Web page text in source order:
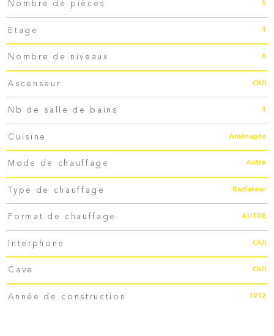
Nombre de pièces 5
Etage 1
Nombre de niveaux 6
Ascenseur OUI
Nb de salle de bains 1
Cuisine Aménagée
Mode de chauffage Autre
Type de chauffage Radiateur
Format de chauffage AUTRE
Interphone OUI
Cave OUI
Année de construction 1912